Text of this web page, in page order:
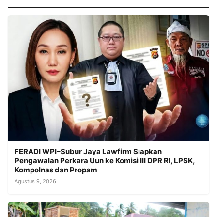
FERADI WPI–Subur Jaya Lawfirm Siapkan
Pengawalan Perkara Uun ke Komisi III DPR RI, LPSK,
Kompolnas dan Propam
Agustus 9, 2026